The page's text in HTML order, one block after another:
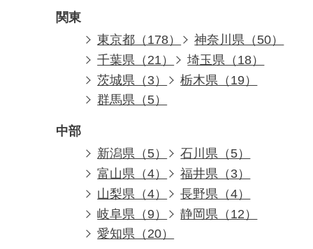
関東
東京都（178）
神奈川県（50）
千葉県（21）
埼玉県（18）
茨城県（3）
栃木県（19）
群馬県（5）
中部
新潟県（5）
石川県（5）
富山県（4）
福井県（3）
山梨県（4）
長野県（4）
岐阜県（9）
静岡県（12）
愛知県（20）